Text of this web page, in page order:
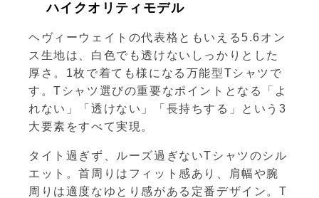
ハイクオリティモデル
ヘヴィーウェイトの代表格ともいえる5.6オン
ス生地は、白色でも透けないしっかりとした
厚さ。1枚で着ても様になる万能型Tシャツで
す。Tシャツ選びの重要なポイントとなる「よ
れない」「透けない」「長持ちする」という3
大要素をすべて実現。
タイト過ぎず、ルーズ過ぎないTシャツのシル
エット。首周りはフィット感あり、肩幅や腕
周りは適度なゆとり感がある定番デザイン。T